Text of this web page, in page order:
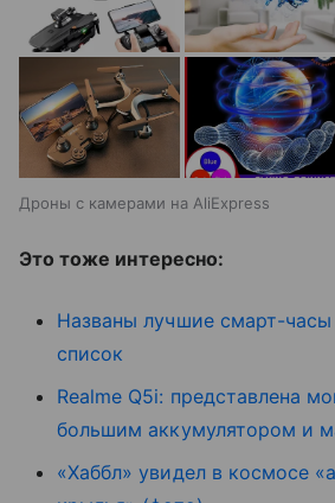
Дроны с камерами на AliExpress
Это тоже интересно:
Названы лучшие смарт-
список
Realme Q5i: представлена
большим аккумулятором и
«Хаббл» увидел в космосе